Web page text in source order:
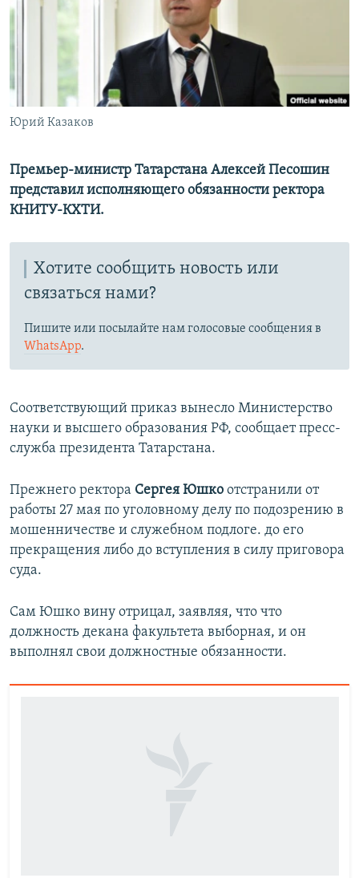
РАСПИСАНИЕ ВЕЩАНИЯ
ПОДПИШИТЕСЬ НА РАССЫЛКУ
СОЦИАЛЬНЫЕ СЕТИ
Все сайты РСЕ/РС
Юрий Казаков
Премьер-министр Татарстана Алексей Песошин
представил исполняющего обязанности ректора
КНИТУ-КХТИ.
Хотите сообщить новость или
связаться нами?
Пишите или посылайте нам голосовые сообщения в
WhatsApp.
Соответствующий приказ вынесло Министерство
науки и высшего образования РФ, сообщает пресс-
служба президента Татарстана.
Прежнего ректора Сергея Юшко отстранили от
работы 27 мая по уголовному делу по подозрению в
мошенничестве и служебном подлоге. ​до его
прекращения либо до вступления в силу приговора
суда.
Сам Юшко вину отрицал, заявляя, что что
должность декана факультета выборная, и он
выполнял свои должностные обязанности.